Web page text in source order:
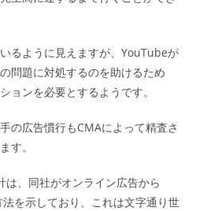
るように見えますが、YouTubeが
問題に対処するのを助けるため
ョンを必要とするようです。
の広告慣行もCMAによって精査さ
す。
、同社がオンライン広告から
を示しており、これは文字通り世